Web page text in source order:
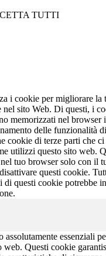
TUTTI
i cookie per migliorare la
nel sito Web. Di questi, i
memorizzati nel browser
delle funzionalità
cookie di terze parti che ci
utilizzi questo sito web.
tuo browser solo con il
questi cookie.
di questi cookie potrebbe
assolutamente essenziali
web. Questi cookie